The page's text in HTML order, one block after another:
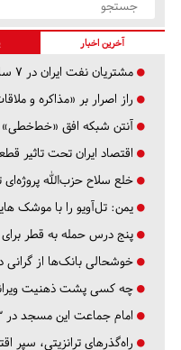
آخرین اخبار
مشتریان نفت ایران در ۷ سال گذشته +فیلم
راز اصرار بر «مذاکره و
آنتن شبکه افق
اقتصاد ایران تحت تاثیر
خلع سلاح حزب‌الله
یمن: تل‌آویو را با موشک
پنج درس‌ حمله به قطر برای
خوشحالی بانک‌ها از گرانی
چه کسی پشت ذهنیت ویرانگر
امام جماعت این مسجد در ۳ سال، نمازگزاران را ۴ برابر کرد
راه‌گذرهای ترانزیتی، سپر